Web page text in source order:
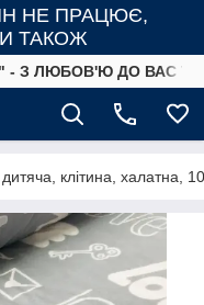
НЕ ПРАЦЮЄ,
ТАКОЖ
- З ЛЮБОВ'Ю ДО ВАС
клітина, халатна,